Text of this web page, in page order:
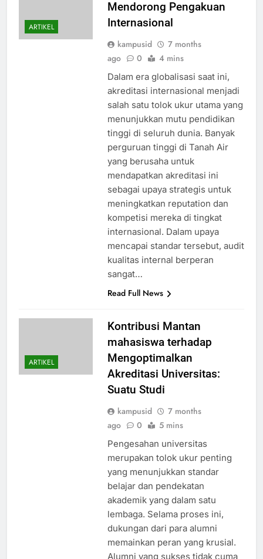
ARTIKEL
Mendorong Pengakuan
Internasional
kampusid
7 months
ago
0 4 mins
Dalam era globalisasi saat ini,
akreditasi internasional menjadi
salah satu tolok ukur utama yang
menunjukkan mutu pendidikan
tinggi di seluruh dunia. Banyak
perguruan tinggi di Tanah Air
yang berusaha untuk
mendapatkan akreditasi ini
sebagai upaya strategis untuk
meningkatkan reputation dan
kompetisi mereka di tingkat
internasional. Dalam upaya
mencapai standar tersebut, audit
kualitas internal berperan
sangat…
Read Full News
ARTIKEL
Kontribusi Mantan
mahasiswa terhadap
Mengoptimalkan
Akreditasi Universitas:
Suatu Studi
kampusid
7 months
ago
0 5 mins
Pengesahan universitas
merupakan tolok ukur penting
yang menunjukkan standar
belajar dan pendekatan
akademik yang dalam satu
lembaga. Selama proses ini,
dukungan dari para alumni
memainkan peran yang krusial.
Alumni yang sukses tidak cuma